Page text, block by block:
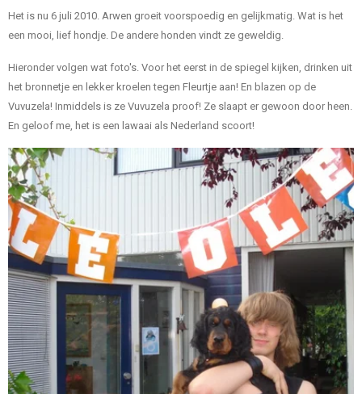
Het is nu 6 juli 2010. Arwen groeit voorspoedig en gelijkmatig. Wat is het
een mooi, lief hondje. De andere honden vindt ze geweldig.
Hieronder volgen wat foto's. Voor het eerst in de spiegel kijken, drinken uit
het bronnetje en lekker kroelen tegen Fleurtje aan! En blazen op de
Vuvuzela! Inmiddels is ze Vuvuzela proof! Ze slaapt er gewoon door heen.
En geloof me, het is een lawaai als Nederland scoort!